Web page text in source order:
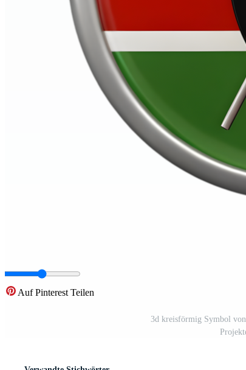
Auf Pinterest Teilen
3d kreisförmig Symbol von